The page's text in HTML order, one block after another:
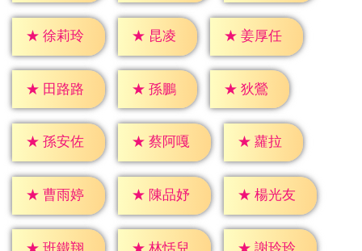
★ 徐莉玲 ★ 昆凌 ★ 姜厚任
★ 田路路 ★ 孫鵬 ★ 狄鶯
★ 孫安佐 ★ 蔡阿嘎 ★ 蘿拉
★ 曹雨婷 ★ 陳品妤 ★ 楊光友
★ 班鐵翔 ★ 林恬兒 ★ 謝玲玲